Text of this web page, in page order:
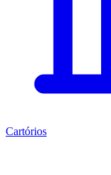
Cartórios